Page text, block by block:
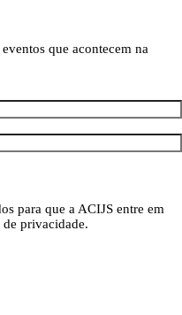
que acontecem na
para que a ACIJS entre em
privacidade.